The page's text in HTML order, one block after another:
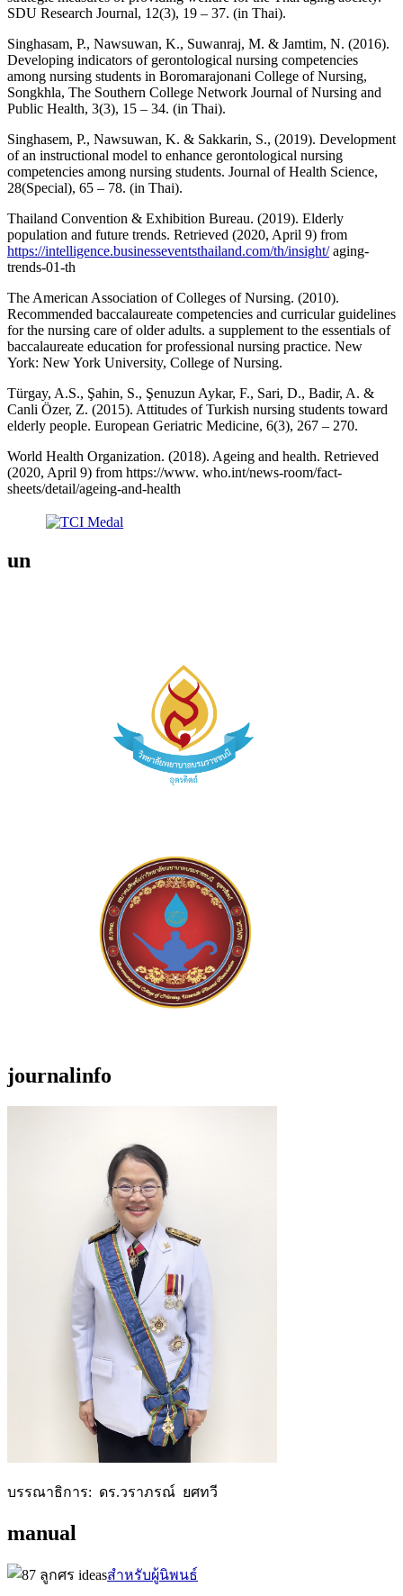
SDU Research Journal, 12(3), 19 – 37. (in Thai).
Singhasam, P., Nawsuwan, K., Suwanraj, M. & Jamtim, N. (2016).
Developing indicators of gerontological nursing competencies
among nursing students in Boromarajonani College of Nursing,
Songkhla, The Southern College Network Journal of Nursing and
Public Health, 3(3), 15 – 34. (in Thai).
Singhasem, P., Nawsuwan, K. & Sakkarin, S., (2019). Development
of an instructional model to enhance gerontological nursing
competencies among nursing students. Journal of Health Science,
28(Special), 65 – 78. (in Thai).
Thailand Convention & Exhibition Bureau. (2019). Elderly
population and future trends. Retrieved (2020, April 9) from
https://intelligence.businesseventsthailand.com/th/insight/aging-
trends-01-th
The American Association of Colleges of Nursing. (2010).
Recommended baccalaureate competencies and curricular guidelines
for the nursing care of older adults. a supplement to the essentials of
baccalaureate education for professional nursing practice. New
York: New York University, College of Nursing.
Türgay, A.S., Şahin, S., Şenuzun Aykar, F., Sari, D., Badir, A. &
Canli Özer, Z. (2015). Attitudes of Turkish nursing students toward
elderly people. European Geriatric Medicine, 6(3), 267 – 270.
World Health Organization. (2018). Ageing and health. Retrieved
(2020, April 9) from https://www. who.int/news-room/fact-
sheets/detail/ageing-and-health
un
journalinfo
บรรณาธิการ: ดร.วราภรณ์ ยศทวี
manual
สำหรับผู้นิพนธ์